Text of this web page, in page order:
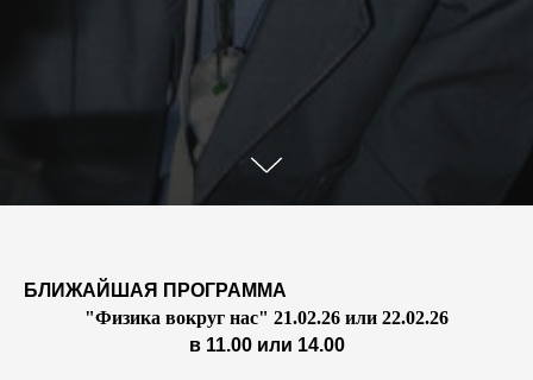
БЛИЖАЙШАЯ ПРОГРАММА
"Физика вокруг нас" 21.02.26 или 22.02.26
в 11.00 или 14.00